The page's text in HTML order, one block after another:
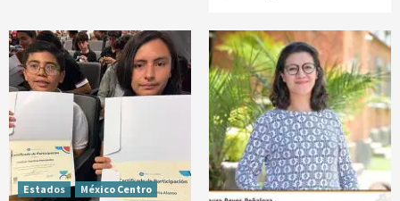
Estados
México Centro